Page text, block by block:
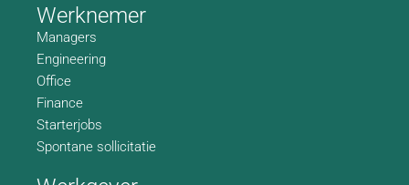
Werknemer
Managers
Engineering
Office
Finance
Starterjobs
Spontane sollicitatie